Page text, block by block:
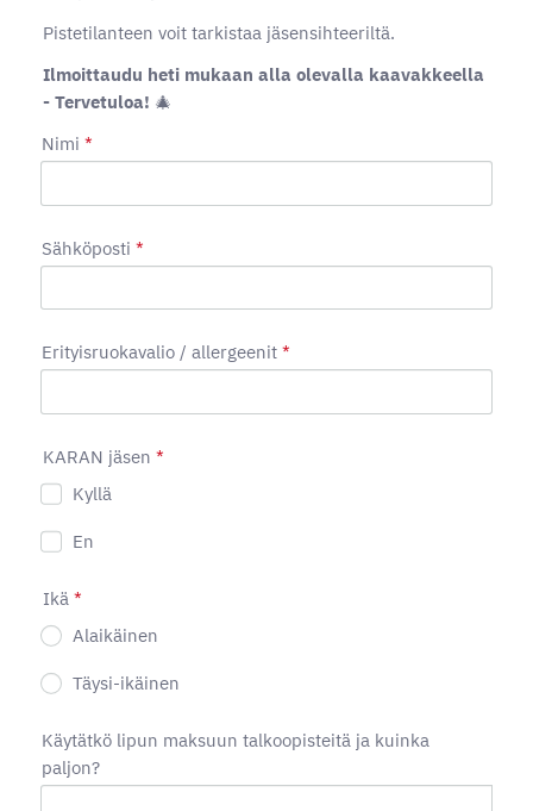
Pistetilanteen voit tarkistaa jäsensihteeriltä.
Ilmoittaudu heti mukaan alla olevalla kaavakkeella
- Tervetuloa! 🎄
Nimi *
Sähköposti *
Erityisruokavalio / allergeenit *
KARAN jäsen *
Kyllä
En
Ikä*
Alaikäinen
Täysi-ikäinen
Käytätkö lipun maksuun talkoopisteitä ja kuinka
paljon?